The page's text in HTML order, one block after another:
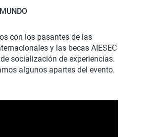
con los pasantes de las
y las becas AIESEC
socialización de experiencias.
algunos apartes del evento.